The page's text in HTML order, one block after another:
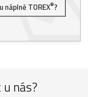
náplně TOREX®?
nás?